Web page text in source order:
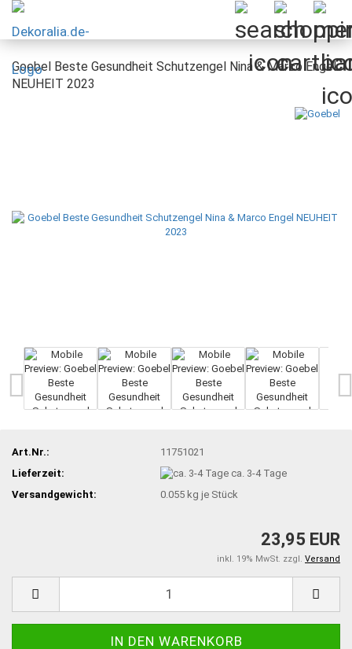
Goebel Beste Gesundheit Schutzengel Nina & Marco Engel
NEUHEIT 2023
Art.Nr.:
11751021
Lieferzeit:
ca. 3-4 Tage
Versandgewicht:
0.055 kg je Stück
23,95 EUR
inkl. 19% MwSt. zzgl. Versand